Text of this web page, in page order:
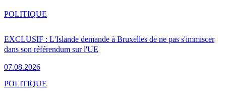
EXCLUSIF : L'Islande demande à Bruxelles de ne pas s'immiscer
dans son référendum sur l'UE
07.08.2026
POLITIQUE
POLITIQUE